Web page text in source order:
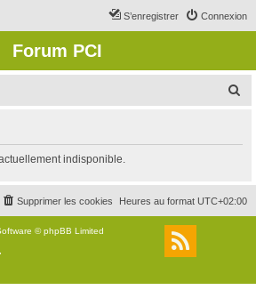
Connexion
S’enregistrer
Forum PCI
r
c
r
indisponible.
Heures au format UTC+02:00
Supprimer les cookies
© phpBB Limited